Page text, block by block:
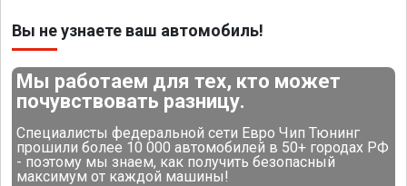
Вы не узнаете ваш автомобиль!
Мы работаем для тех, кто может
почувствовать разницу.
Специалисты федеральной сети Евро Чип Тюнинг
прошили более 10 000 автомобилей в 50+ городах РФ
- поэтому мы знаем, как получить безопасный
максимум от каждой машины!